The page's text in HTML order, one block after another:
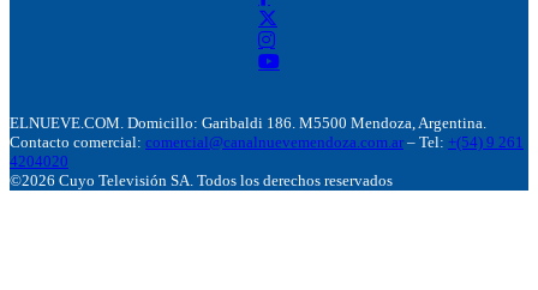
ELNUEVE.COM. Domicillo: Garibaldi 186. M5500 Mendoza, Argentina.
Contacto comercial: comercial@canalnuevemendoza.com.ar – Tel: +(54) 9 261
4204020
©2026 Cuyo Televisión SA. Todos los derechos reservados